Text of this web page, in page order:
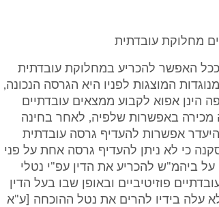
מחלוקת עובדתית
האפשר להכריע במחלוקת עובדתית
המוצגות לפניו היא הגרסה הנכונה,
אפוא לקבוע ממצאים עובדתיים
מכירה באפשרות שלפיה, לאחר בחינה
אפשרות להעדיף גרסה עובדתית
כי לא ניתן להעדיף גרסה אחת על פני
ביהמ"ש להכריע את הדין עפ"י נטלי
פוזיטיביים ובאופן שבו בעל הדין
עלה בידיו להרים את נטל ההוכחה [ע"א